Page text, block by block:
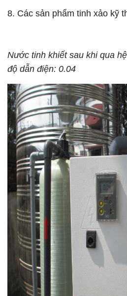
8. Các sản phẩm tinh xảo kỹ
Nước tinh khiết sau khi qua
độ dẫn điện: 0.04